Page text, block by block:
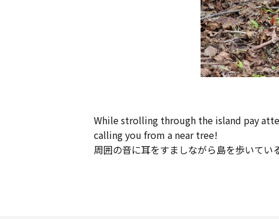
While strolling through the island pay
calling you from a near tree!
周囲の音に耳をすましながら島を歩いてい